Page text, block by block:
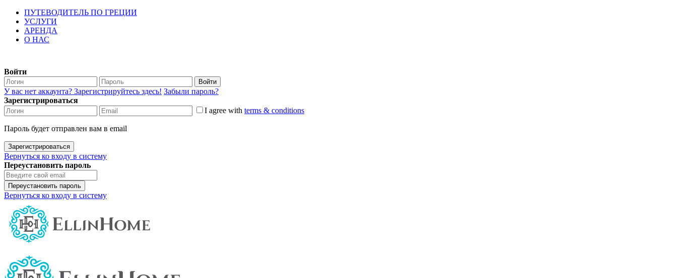
ПУТЕВОДИТЕЛЬ ПО ГРЕЦИИ
УСЛУГИ
АРЕНДА
О НАС
Войти
Войти
У вас нет аккаунта? Зарегистрируйтесь здесь! Забыли пароль?
Зарегистрироваться
I agree with terms & conditions
Пароль будет отправлен вам в email
Зарегистрироваться
Вернуться ко входу в систему
Переустановить пароль
Переустановить пароль
Вернуться ко входу в систему